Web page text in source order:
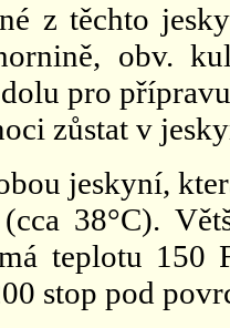
z těchto
obv.
pro
zůstat v
jeskyní,
38°C).
teplotu 150
stop pod